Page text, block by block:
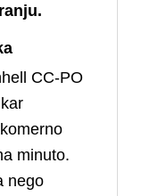
CC‑PO
minuto.
nego